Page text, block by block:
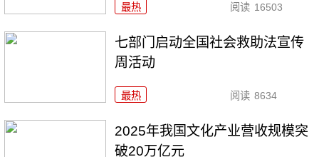
最热 阅读 16503
七部门启动全国社会救助法宣传
周活动
最热 阅读 8634
2025年我国文化产业营收规模突
破20万亿元